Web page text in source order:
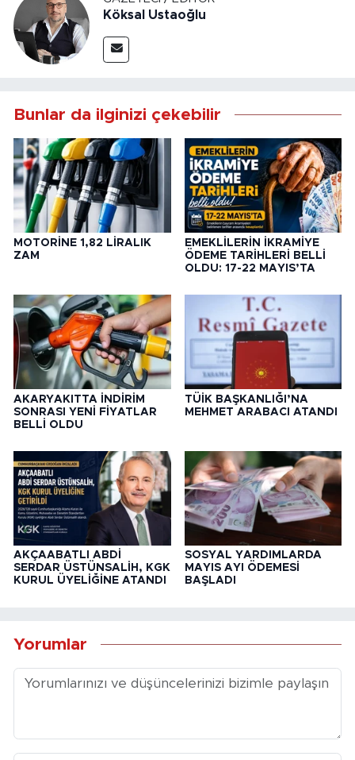
Köksal Ustaoğlu
Bunlar da ilginizi çekebilir
MOTORİNE 1,82 LİRALIK
ZAM
EMEKLİLERİN İKRAMİYE
ÖDEME TARİHLERİ BELLİ
OLDU: 17-22 MAYIS’TA
AKARYAKITTA İNDİRİM
SONRASI YENİ FİYATLAR
BELLİ OLDU
TÜİK BAŞKANLIĞI’NA
MEHMET ARABACI ATANDI
AKÇAABATLI ABDİ
SERDAR ÜSTÜNSALİH, KGK
KURUL ÜYELİĞİNE ATANDI
SOSYAL YARDIMLARDA
MAYIS AYI ÖDEMESİ
BAŞLADI
Yorumlar